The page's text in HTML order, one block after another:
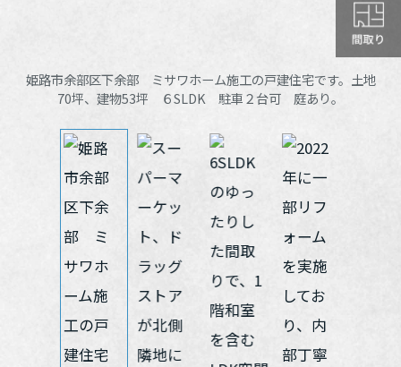
デザイナーズギャラリー
住まいづくりガイド
分譲住宅（建売・土地）検索
中古住宅検索
スムストック検索
土地活用モデルルーム見学
土地活用実例
社宅建築
医療・介護・子育て・障がい福祉施設
リフォームの流れ
リフォーム事例
事業用リノベーション
ホテル・旅館リフォーム
複合開発事業（ASMACI-アスマチ-）
再開発・官民連携事業
分譲マンション開発事業
収益不動産・投資開発事業
建築再生事業
事業用売買
サポートメニュー
住まいるりんぐ（ロングサポート）
保証制度
アフターメンテナンス
ミサワリフォーム
ご相談窓口
業・IR情報
ニュース
MISAWAについて
ミサワホームグループ
展示場・ イベント情報
カタログ請求
住まいのご相談
姫路市余部区下余部 ミサワホーム施工の戸建住宅です。土地
70坪、建物53坪 ６SLDK 駐車２台可 庭あり。